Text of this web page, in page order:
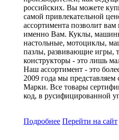
российских. Вы можете
самой привлекательной
ассортимента позволит
именно Вам. Куклы,
настольные, мотоциклы,
пазлы, развивающие игры,
конструкторы - это лишь
Наш ассортимент - это
2009 года мы
Марки. Все товары
код, в русифицированной
Подробнее Перейти на сайт